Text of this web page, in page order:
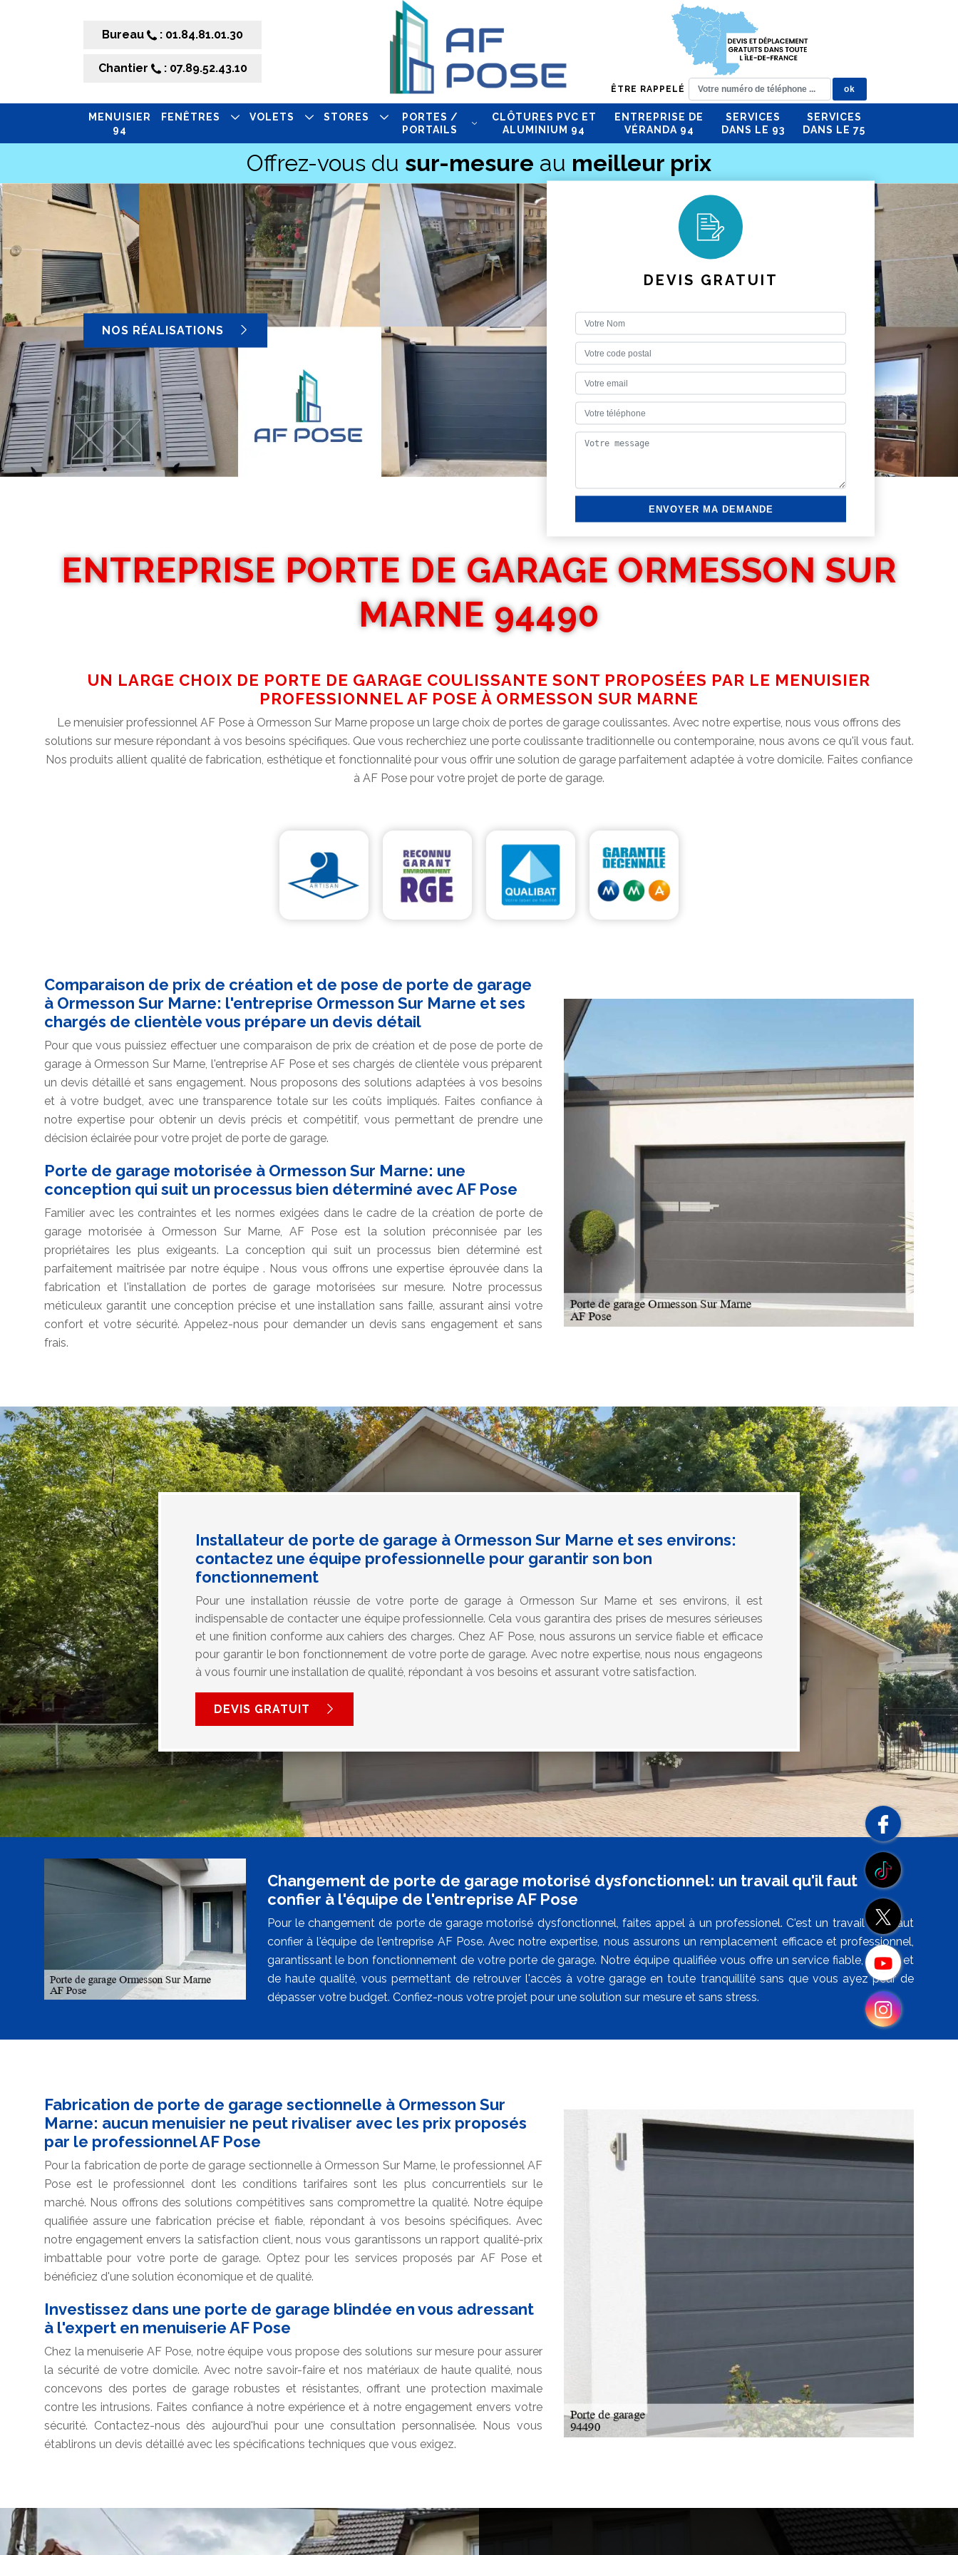
Bureau : 01.84.81.01.30
Chantier : 07.89.52.43.10
ÊTRE RAPPELÉ
MENUISIER
94
FENÊTRES VOLETS STORES
PORTES /
PORTAILS
CLÔTURES PVC ET
ALUMINIUM 94
ENTREPRISE DE
VÉRANDA 94
SERVICES
DANS LE 93
SERVICES
DANS LE 75
Offrez-vous du sur-mesure au meilleur prix
NOS RÉALISATIONS
DEVIS GRATUIT
ENTREPRISE PORTE DE GARAGE ORMESSON SUR
MARNE 94490
UN LARGE CHOIX DE PORTE DE GARAGE COULISSANTE SONT PROPOSÉES PAR LE MENUISIER
PROFESSIONNEL AF POSE À ORMESSON SUR MARNE
Le menuisier professionnel AF Pose à Ormesson Sur Marne propose un large choix de portes de garage coulissantes. Avec notre expertise, nous vous offrons des
solutions sur mesure répondant à vos besoins spécifiques. Que vous recherchiez une porte coulissante traditionnelle ou contemporaine, nous avons ce qu'il vous faut.
Nos produits allient qualité de fabrication, esthétique et fonctionnalité pour vous offrir une solution de garage parfaitement adaptée à votre domicile. Faites confiance
à AF Pose pour votre projet de porte de garage.
Comparaison de prix de création et de pose de porte de garage
à Ormesson Sur Marne: l'entreprise Ormesson Sur Marne et ses
chargés de clientèle vous prépare un devis détail
Pour que vous puissiez effectuer une comparaison de prix de création et de pose de porte de
garage à Ormesson Sur Marne, l'entreprise AF Pose et ses chargés de clientèle vous préparent
un devis détaillé et sans engagement. Nous proposons des solutions adaptées à vos besoins
et à votre budget, avec une transparence totale sur les coûts impliqués. Faites confiance à
notre expertise pour obtenir un devis précis et compétitif, vous permettant de prendre une
décision éclairée pour votre projet de porte de garage.
Porte de garage motorisée à Ormesson Sur Marne: une
conception qui suit un processus bien déterminé avec AF Pose
Familier avec les contraintes et les normes exigées dans le cadre de la création de porte de
garage motorisée à Ormesson Sur Marne, AF Pose est la solution préconnisée par les
propriétaires les plus exigeants. La conception qui suit un processus bien déterminé est
parfaitement maîtrisée par notre équipe . Nous vous offrons une expertise éprouvée dans la
fabrication et l'installation de portes de garage motorisées sur mesure. Notre processus
méticuleux garantit une conception précise et une installation sans faille, assurant ainsi votre
confort et votre sécurité. Appelez-nous pour demander un devis sans engagement et sans
frais.
Installateur de porte de garage à Ormesson Sur Marne et ses environs:
contactez une équipe professionnelle pour garantir son bon
fonctionnement
Pour une installation réussie de votre porte de garage à Ormesson Sur Marne et ses environs, il est
indispensable de contacter une équipe professionnelle. Cela vous garantira des prises de mesures sérieuses
et une finition conforme aux cahiers des charges. Chez AF Pose, nous assurons un service fiable et efficace
pour garantir le bon fonctionnement de votre porte de garage. Avec notre expertise, nous nous engageons
à vous fournir une installation de qualité, répondant à vos besoins et assurant votre satisfaction.
DEVIS GRATUIT
Changement de porte de garage motorisé dysfonctionnel: un travail qu'il faut
confier à l'équipe de l'entreprise AF Pose
Pour le changement de porte de garage motorisé dysfonctionnel, faites appel à un professionel. C'est un travail qu'il faut
confier à l'équipe de l'entreprise AF Pose. Avec notre expertise, nous assurons un remplacement efficace et professionnel,
garantissant le bon fonctionnement de votre porte de garage. Notre équipe qualifiée vous offre un service fiable, rapide et
de haute qualité, vous permettant de retrouver l'accès à votre garage en toute tranquillité sans que vous ayez peur de
dépasser votre budget. Confiez-nous votre projet pour une solution sur mesure et sans stress.
Fabrication de porte de garage sectionnelle à Ormesson Sur
Marne: aucun menuisier ne peut rivaliser avec les prix proposés
par le professionnel AF Pose
Pour la fabrication de porte de garage sectionnelle à Ormesson Sur Marne, le professionnel AF
Pose est le professionnel dont les conditions tarifaires sont les plus concurrentiels sur le
marché. Nous offrons des solutions compétitives sans compromettre la qualité. Notre équipe
qualifiée assure une fabrication précise et fiable, répondant à vos besoins spécifiques. Avec
notre engagement envers la satisfaction client, nous vous garantissons un rapport qualité-prix
imbattable pour votre porte de garage. Optez pour les services proposés par AF Pose et
bénéficiez d'une solution économique et de qualité.
Investissez dans une porte de garage blindée en vous adressant
à l'expert en menuiserie AF Pose
Chez la menuiserie AF Pose, notre équipe vous propose des solutions sur mesure pour assurer
la sécurité de votre domicile. Avec notre savoir-faire et nos matériaux de haute qualité, nous
concevons des portes de garage robustes et résistantes, offrant une protection maximale
contre les intrusions. Faites confiance à notre expérience et à notre engagement envers votre
sécurité. Contactez-nous dès aujourd'hui pour une consultation personnalisée. Nous vous
établirons un devis détaillé avec les spécifications techniques que vous exigez.